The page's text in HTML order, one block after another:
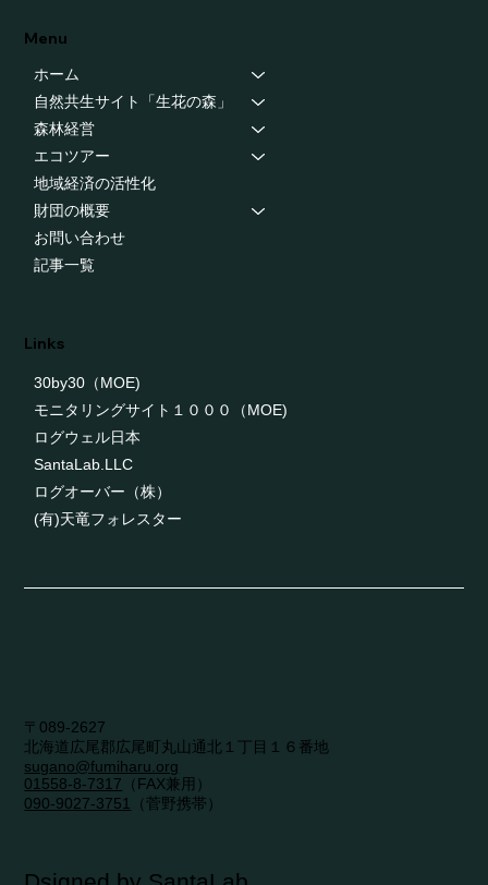
Links
30by30（MOE)
モニタリングサイト１０００（MOE)
ログウェル日本
SantaLab.LLC
ログオーバー（株）
(有)天竜フォレスター
Menu
ホーム
自然共生サイト「生花の森」
森林経営
エコツアー
地域経済の活性化
財団の概要
お問い合わせ
記事一覧
〒089-2627
​北海道広尾郡広尾町丸山通北１丁目１６番地
sugano@fumiharu.org
01558-8-7317​ （FAX兼用）
090-9027-3751
（菅野携帯）